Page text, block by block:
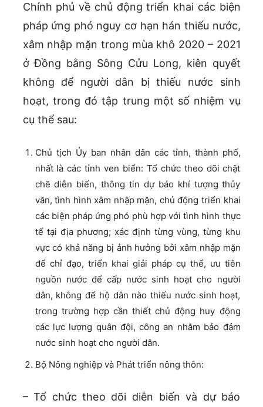
Chính phủ về chủ động triển khai các biện
pháp ứng phó nguy cơ hạn hán thiếu nước,
xâm nhập mặn trong mùa khô 2020 – 2021
ở Đồng bằng Sông Cửu Long, kiên quyết
không để người dân bị thiếu nước sinh
hoạt, trong đó tập trung một số nhiệm vụ
cụ thể sau:
Chủ tịch Ủy ban nhân dân các tỉnh, thành phố,
nhất là các tỉnh ven biển: Tổ chức theo dõi chặt
chẽ diễn biến, thông tin dự báo khí tượng thủy
văn, tình hình xâm nhập mặn, chủ động triển khai
các biện pháp ứng phó phù hợp với tình hình thực
tế tại địa phương; xác định từng vùng, từng khu
vực có khả năng bị ảnh hưởng bởi xâm nhập mặn
để chỉ đạo, triển khai giải pháp cụ thể, ưu tiên
nguồn nước để cấp nước sinh hoạt cho người
dân, không để hộ dân nào thiếu nước sinh hoạt,
trong trường hợp cần thiết chủ động huy động
các lực lượng quân đội, công an nhằm bảo đảm
nước sinh hoạt cho người dân.
Bộ Nông nghiệp và Phát triển nông thôn:
– Tổ chức theo dõi diễn biến và dự báo